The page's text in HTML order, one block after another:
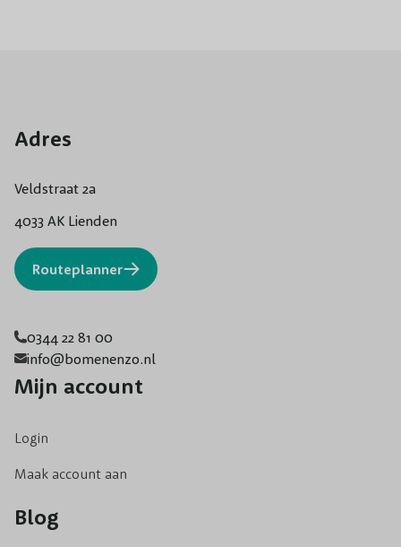
Adres
Veldstraat 2a
4033 AK Lienden
Routeplanner
0344 22 81 00
info@bomenenzo.nl
Mijn account
Login
Maak account aan
Blog